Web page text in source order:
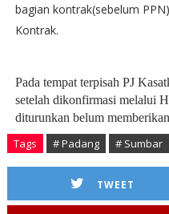
bagian kontrak(sebelum
Kontrak.
Pada tempat terpisah PJ
setelah dikonfirmasi melalui
diturunkan belum
Tags # Padang # Sumbar
TWEET